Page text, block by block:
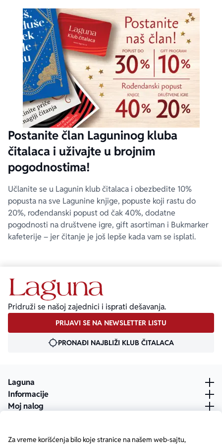
Za vreme korišćenja bilo koje stranice na našem web-sajtu,
Postanite član Laguninog kluba
čitalaca i uživajte u brojnim
pogodnostima!
Učlanite se u Lagunin klub čitalaca i obezbedite 10%
popusta na sve Lagunine knjige, popuste koji rastu do
20%, rođendanski popust od čak 40%, dodatne
pogodnosti na društvene igre, gift asortiman i Bukmarker
kafeterije – jer čitanje je još lepše kada vam se isplati.
Pridruži se našoj zajednici i isprati dešavanja.
PRIJAVI SE NA NEWSLETTER LISTU
PRONAĐI NAJBLIŽI KLUB ČITALACA
Laguna
Informacije
Moj nalog